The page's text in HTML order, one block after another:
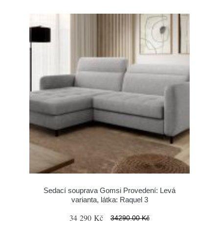
Sedací souprava Gomsi Provedení: Levá
varianta, látka: Raquel 3
34 290 Kč 34290.00 Kč